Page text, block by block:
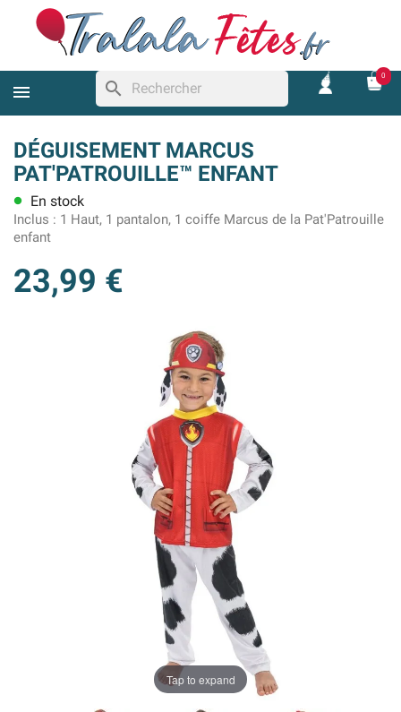
search
0
DÉGUISEMENT MARCUS
PAT'PATROUILLE™ ENFANT
lens En stock
Inclus : 1 Haut, 1 pantalon, 1 coiffe Marcus de la Pat'Patrouille
enfant
23,99 €
Tap to expand